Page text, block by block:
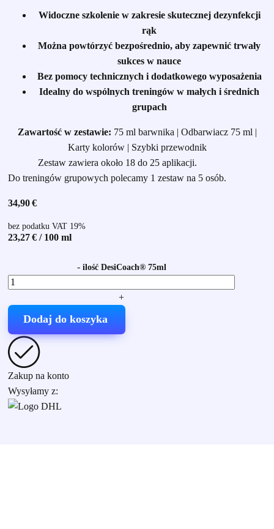
Widoczne szkolenie w zakresie skutecznej dezynfekcji
rąk
Można powtórzyć bezpośrednio, aby zapewnić trwały
sukces w nauce
Bez pomocy technicznych i dodatkowego wyposażenia
Idealny do wspólnych treningów w małych i średnich
grupach
Zawartość w zestawie: 75 ml barwnika | Odbarwiacz 75 ml |
Karty kolorów | Szybki przewodnik
Zestaw zawiera około 18 do 25 aplikacji.
Do treningów grupowych polecamy 1 zestaw na 5 osób.
34,90€
bez podatku VAT 19%
23,27€/ 100 ml
- ilość DesiCoach® 75ml
+
Dodaj do koszyka
Zakup na konto
Wysyłamy z: